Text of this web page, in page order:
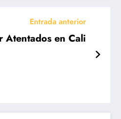
Entrada anterior
Atentados en Cali